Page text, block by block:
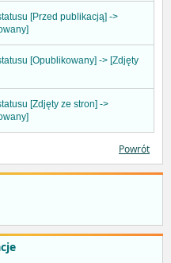
[Przed publikacją] ->
[Opublikowany] -> [Zdjęty
[Zdjęty ze stron] ->
Powrót